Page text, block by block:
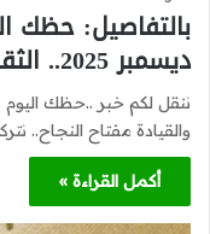
ديسمبر 2025.. الثقة والقيادة مفتاح النجاح
والقيادة مفتاح النجاح..
أكمل القراءة »